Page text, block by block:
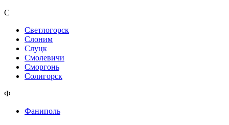
С
Светлогорск
Слоним
Слуцк
Смолевичи
Сморгонь
Солигорск
Ф
Фаниполь